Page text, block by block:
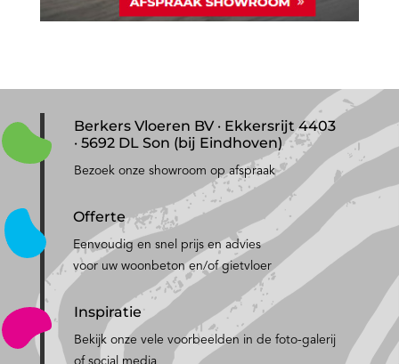
Berkers Vloeren BV · Ekkersrijt 4403
· 5692 DL Son (bij Eindhoven)
Bezoek onze showroom op afspraak
Offerte
Eenvoudig en snel prijs en advies
voor uw woonbeton en/of gietvloer
Inspiratie
Bekijk onze vele voorbeelden in de foto-galerij
of social media